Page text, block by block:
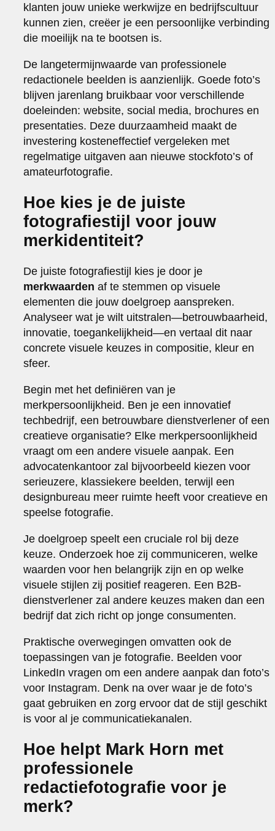
klanten jouw unieke werkwijze en bedrijfscultuur
kunnen zien, creëer je een persoonlijke verbinding
die moeilijk na te bootsen is.
De langetermijnwaarde van professionele
redactionele beelden is aanzienlijk. Goede foto’s
blijven jarenlang bruikbaar voor verschillende
doeleinden: website, social media, brochures en
presentaties. Deze duurzaamheid maakt de
investering kosteneffectief vergeleken met
regelmatige uitgaven aan nieuwe stockfoto’s of
amateurfotografie.
Hoe kies je de juiste
fotografiestijl voor jouw
merkidentiteit?
De juiste fotografiestijl kies je door je
merkwaarden af te stemmen op visuele
elementen die jouw doelgroep aanspreken.
Analyseer wat je wilt uitstralen—betrouwbaarheid,
innovatie, toegankelijkheid—en vertaal dit naar
concrete visuele keuzes in compositie, kleur en
sfeer.
Begin met het definiëren van je
merkpersoonlijkheid. Ben je een innovatief
techbedrijf, een betrouwbare dienstverlener of een
creatieve organisatie? Elke merkpersoonlijkheid
vraagt om een andere visuele aanpak. Een
advocatenkantoor zal bijvoorbeeld kiezen voor
serieuzere, klassiekere beelden, terwijl een
designbureau meer ruimte heeft voor creatieve en
speelse fotografie.
Je doelgroep speelt een cruciale rol bij deze
keuze. Onderzoek hoe zij communiceren, welke
waarden voor hen belangrijk zijn en op welke
visuele stijlen zij positief reageren. Een B2B-
dienstverlener zal andere keuzes maken dan een
bedrijf dat zich richt op jonge consumenten.
Praktische overwegingen omvatten ook de
toepassingen van je fotografie. Beelden voor
LinkedIn vragen om een andere aanpak dan foto’s
voor Instagram. Denk na over waar je de foto’s
gaat gebruiken en zorg ervoor dat de stijl geschikt
is voor al je communicatiekanalen.
Hoe helpt Mark Horn met
professionele
redactiefotografie voor je
merk?